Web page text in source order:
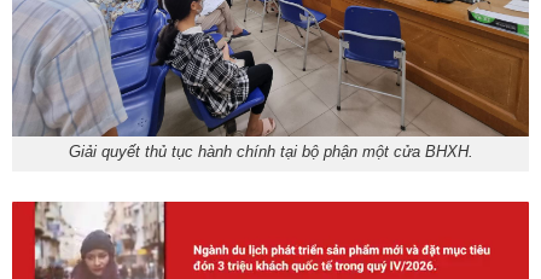
Giải quyết thủ tục hành chính tại bộ phận một cửa BHXH.